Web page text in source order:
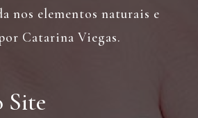
nos elementos naturais e
Catarina Viegas.
Site